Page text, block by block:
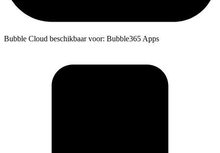
Bubble Cloud beschikbaar voor: Bubble365 Apps